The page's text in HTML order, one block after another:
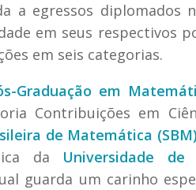
a egressos diplomados
em seus respectivos
em seis categorias.
Graduação em
Contribuições em
de Matemática
da Universidade de
guarda um carinho